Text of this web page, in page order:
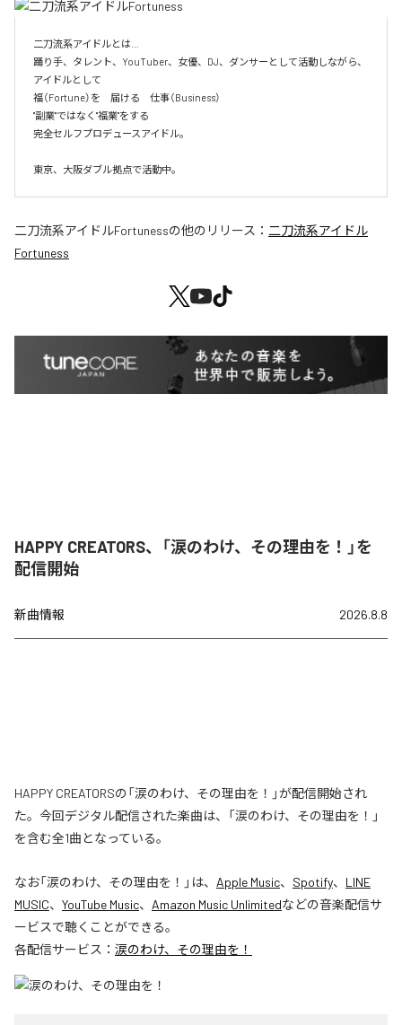
二刀流系アイドルとは…
踊り手、タレント、YouTuber、女優、DJ、ダンサーとして活動しながら、
アイドルとして
福（Fortune）を　届ける　仕事（Business）
"副業"ではなく"福業"をする
完全セルフプロデュースアイドル。
東京、大阪ダブル拠点で活動中。
二刀流系アイドルFortunessの他のリリース： 二刀流系アイドル
Fortuness
HAPPY CREATORS、「涙のわけ、その理由を！」を
配信開始
新曲情報 2026.8.8
HAPPY CREATORSの「涙のわけ、その理由を！」が配信開始され
た。今回デジタル配信された楽曲は、「涙のわけ、その理由を！」
を含む全1曲となっている。
なお「涙のわけ、その理由を！ 」は、 Apple Music、 Spotify、 LINE
MUSIC、 YouTube Music、 Amazon Music Unlimitedなどの音楽配信サ
ービスで聴くことができる。
各配信サービス： 涙のわけ、その理由を！